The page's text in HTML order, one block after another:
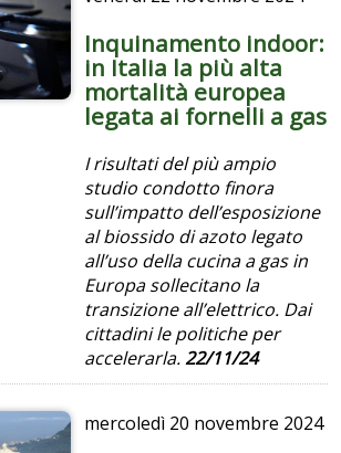
Inquinamento indoor:
in Italia la più alta
mortalità europea
legata ai fornelli a gas
I risultati del più ampio
studio condotto finora
sull’impatto dell’esposizione
al biossido di azoto legato
all’uso della cucina a gas in
Europa sollecitano la
transizione all’elettrico. Dai
cittadini le politiche per
accelerarla.22/11/24
mercoledì 20 novembre 2024